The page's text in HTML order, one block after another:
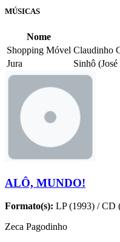
MÚSICAS
Nome
Shopping Móvel Claudinho
Jura
Sinhô
ALÔ, MUNDO!
Formato(s): LP (1993) / CD
Zeca Pagodinho